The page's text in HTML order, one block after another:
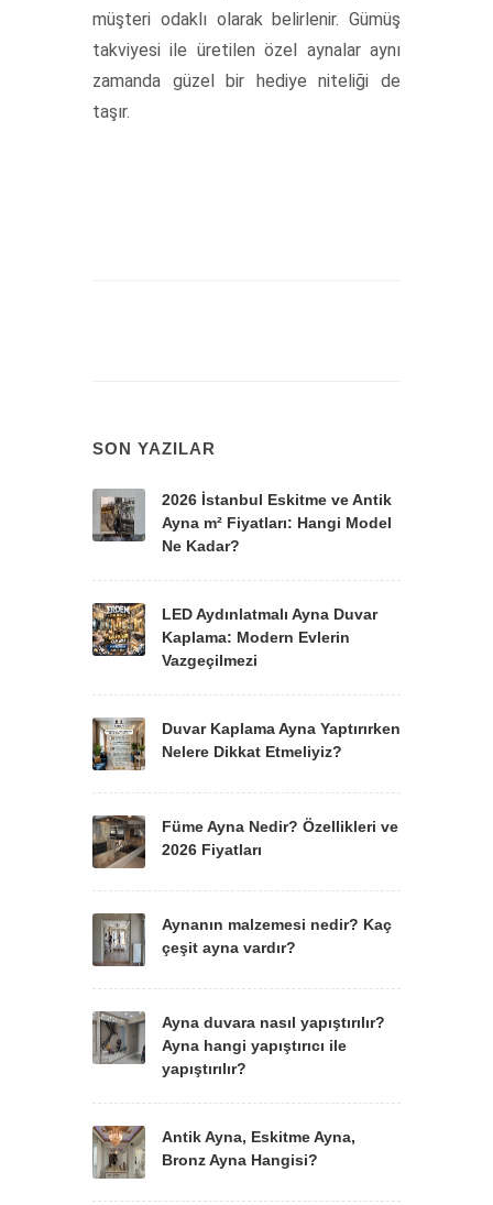
müşteri odaklı olarak belirlenir. Gümüş
takviyesi ile üretilen özel aynalar aynı
zamanda güzel bir hediye niteliği de
taşır.
SON YAZILAR
2026 İstanbul Eskitme ve Antik
Ayna m² Fiyatları: Hangi Model
Ne Kadar?
LED Aydınlatmalı Ayna Duvar
Kaplama: Modern Evlerin
Vazgeçilmezi
Duvar Kaplama Ayna Yaptırırken
Nelere Dikkat Etmeliyiz?
Füme Ayna Nedir? Özellikleri ve
2026 Fiyatları
Aynanın malzemesi nedir? Kaç
çeşit ayna vardır?
Ayna duvara nasıl yapıştırılır?
Ayna hangi yapıştırıcı ile
yapıştırılır?
Antik Ayna, Eskitme Ayna,
Bronz Ayna Hangisi?